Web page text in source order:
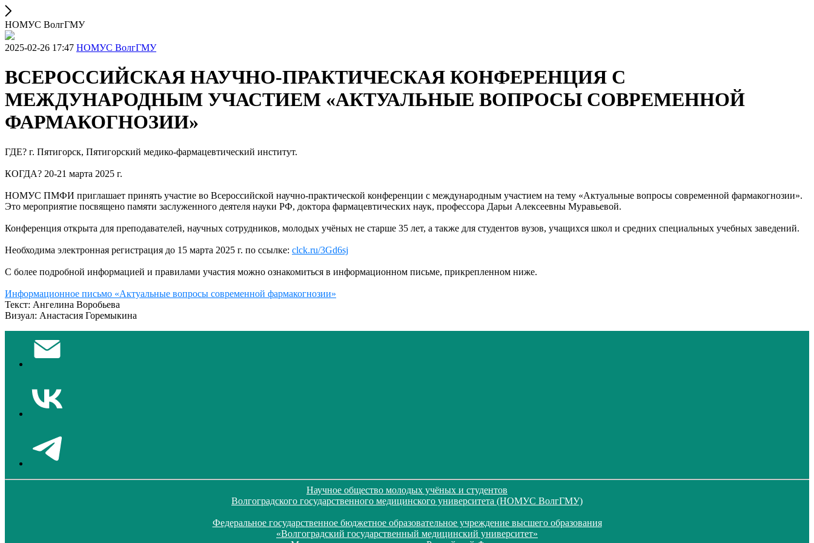
НОМУС ВолгГМУ
2025-02-26 17:47 НОМУС ВолгГМУ
ВСЕРОССИЙСКАЯ НАУЧНО-ПРАКТИЧЕСКАЯ КОНФЕРЕНЦИЯ С
МЕЖДУНАРОДНЫМ УЧАСТИЕМ «АКТУАЛЬНЫЕ ВОПРОСЫ СОВРЕМЕННОЙ
ФАРМАКОГНОЗИИ»
ГДЕ? г. Пятигорск, Пятигорский медико-фармацевтический институт.
КОГДА? 20-21 марта 2025 г.
НОМУС ПМФИ приглашает принять участие во Всероссийской научно-практической конференции с международным участием на тему «Актуальные вопросы современной фармакогнозии».
Это мероприятие посвящено памяти заслуженного деятеля науки РФ, доктора фармацевтических наук, профессора Дарьи Алексеевны Муравьевой.
Конференция открыта для преподавателей, научных сотрудников, молодых учёных не старше 35 лет, а также для студентов вузов, учащихся школ и средних специальных учебных заведений.
Необходима электронная регистрация до 15 марта 2025 г. по ссылке: clck.ru/3Gd6sj
С более подробной информацией и правилами участия можно ознакомиться в информационном письме, прикрепленном ниже.
Информационное письмо «Актуальные вопросы современной фармакогнозии»
Текст: Ангелина Воробьева
Визуал: Анастасия Горемыкина
Научное общество молодых учёных и студентов
Волгоградского государственного медицинского университета (НОМУС ВолгГМУ)
Федеральное государственное бюджетное образовательное учреждение высшего образования
«Волгоградский государственный медицинский университет»